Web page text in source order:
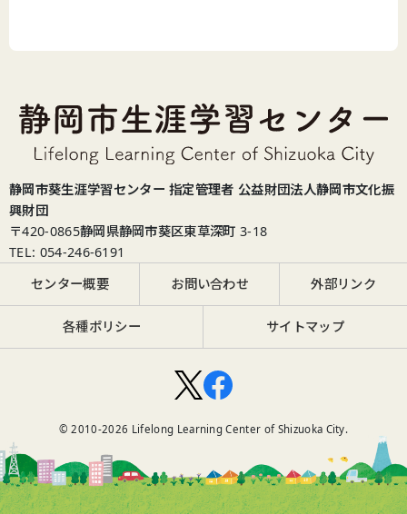
静岡市葵生涯学習センター 指定管理者 公益財団法人静岡市文化振
興財団
〒420-0865静岡県静岡市葵区東草深町 3-18
TEL: 054-246-6191
センター概要
お問い合わせ 外部リンク
各種ポリシー サイトマップ
© 2010-2026 Lifelong Learning Center of Shizuoka City.